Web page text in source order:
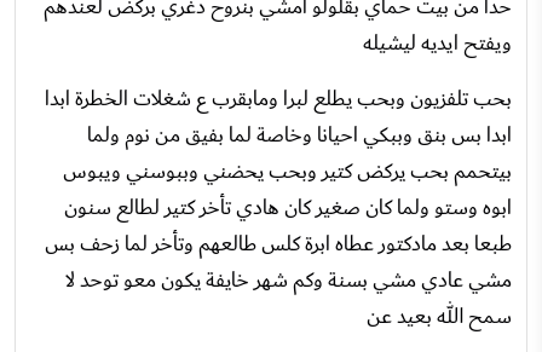
ويفتح ايديه ليشيله
بحب تلفزيون وبحب يطلع لبرا ومابقرب ع شغلات الخطرة ابدا
ابدا بس بنق وببكي احيانا وخاصة لما بفيق من نوم ولما
بيتحمم بحب يركض كتير وبحب يحضني وببوسني ويبوس
ابوه وستو ولما كان صغير كان هادي تأخر كتير لطالع سنون
طبعا بعد مادكتور عطاه ابرة كلس طالعهم وتأخر لما زحف بس
مشي عادي مشي بسنة وكم شهر خايفة يكون معو توحد لا
سمح الله بعيد عن